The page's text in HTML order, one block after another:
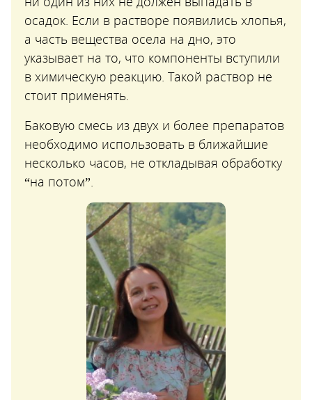
осадок. Если в растворе появились хлопья,
а часть вещества осела на дно, это
указывает на то, что компоненты вступили
в химическую реакцию. Такой раствор не
стоит применять.
Баковую смесь из двух и более препаратов
необходимо использовать в ближайшие
несколько часов, не откладывая обработку
“на потом”.